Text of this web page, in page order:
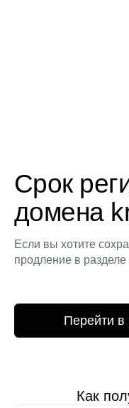
Срок
домена
Если вы хотите
продление в
Перейти в
Как